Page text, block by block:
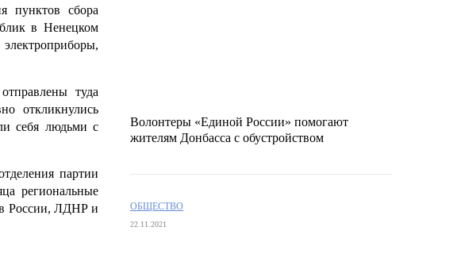
пунктов сбора
в Ненецком
туда
откликнулись
себя людьми с
партии
региональные
в России, ЛДНР и
Волонтеры «Единой России» помогают
жителям Донбасса с обустройством
ОБЩЕСТВО
22.11.2021